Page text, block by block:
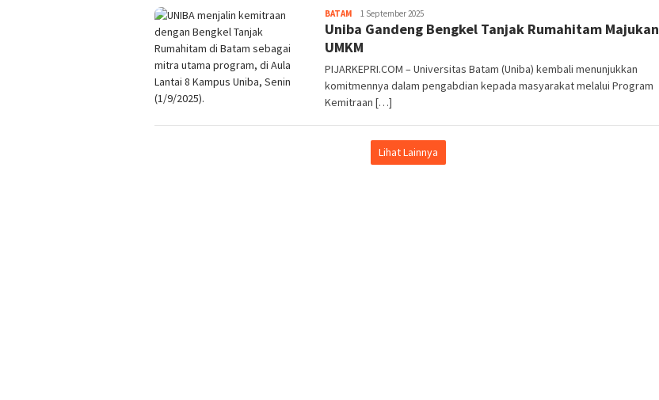
BATAM Pijarkepri.com
1 September 2025
Uniba Gandeng Bengkel Tanjak Rumahitam Majukan
UMKM
PIJARKEPRI.COM – Universitas Batam (Uniba) kembali menunjukkan
komitmennya dalam pengabdian kepada masyarakat melalui Program
Kemitraan […]
Lihat Lainnya